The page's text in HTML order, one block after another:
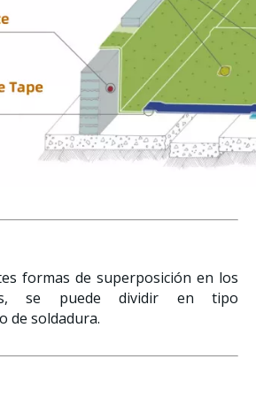
formas de superposición en los
se puede dividir en tipo
de soldadura.